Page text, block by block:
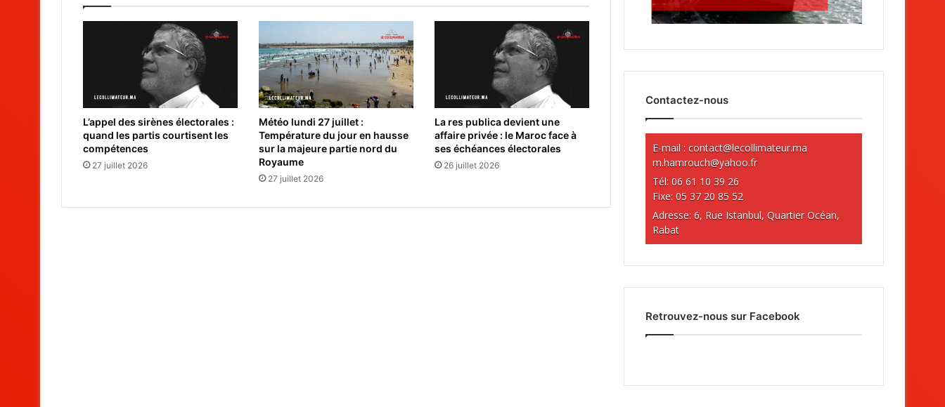
L’appel des sirènes électorales :
quand les partis courtisent les
compétences
27 juillet 2026
Météo lundi 27 juillet :
Température du jour en hausse
sur la majeure partie nord du
Royaume
27 juillet 2026
La res publica devient une
affaire privée : le Maroc face à
ses échéances électorales
26 juillet 2026
Contactez-nous
E-mail :contact@lecollimateur.ma
m.hamrouch@yahoo.fr
Tél: 06 61 10 39 26
Fixe: 05 37 20 85 52
Adresse: 6, Rue Istanbul, Quartier Océan,
Rabat
Retrouvez-nous sur Facebook